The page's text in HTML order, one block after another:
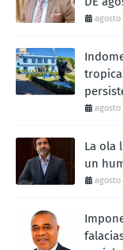
agosto
agosto
La ola
un
agosto